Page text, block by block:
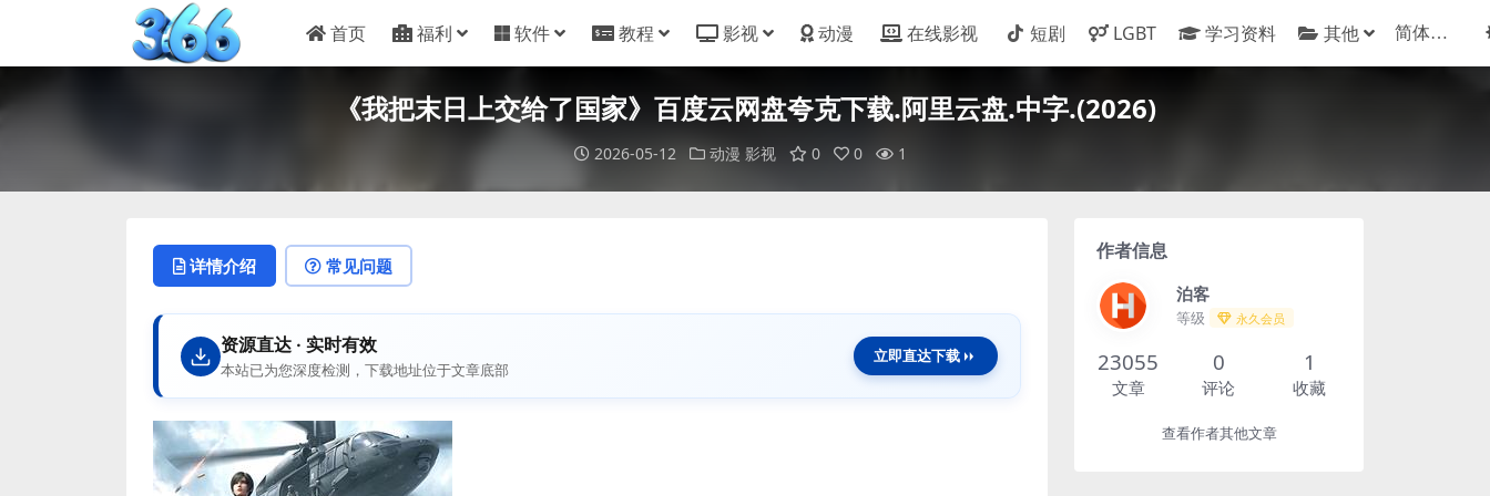
首页 福利 软件 教程 影视 动漫 在线影视 短剧 LGBT 学习资料 其他
《我把末日上交给了国家》百度云网盘夸克下载.阿里云盘.中字.(2026)
2026-05-12 动漫 影视 0 0 1
详情介绍 常见问题
资源直达 · 实时有效
本站已为您深度检测，下载地址位于文章底部
立即直达下载
作者信息
泊客
等级 永久会员
23055
文章
0
评论
1
收藏
查看作者其他文章